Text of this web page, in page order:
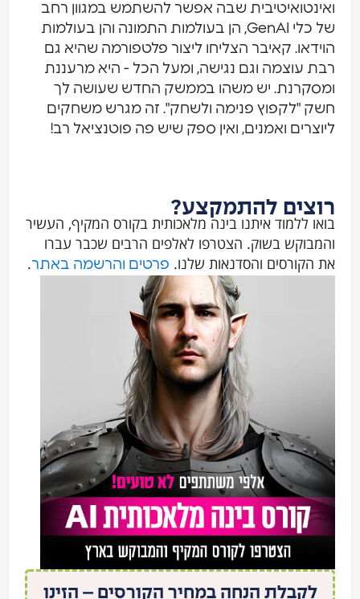
שבה אפשר להשתמש במגוון רחב
של כלי GenAI, הן בעולמות התמונה והן בעולמות
קאיבר הצליחו ליצור פלטפורמה שהיא גם
עוצמה וגם נגישה, ומעל הכל - היא מרעננת
יש משהו בממשק החדש שעושה לך
"לקפוץ פנימה ולשחק". זה מגרש משחקים
ואמנים, ואין ספק שיש פה פוטנציאל רב!
להתמקצע?
ללמוד איתנו בינה מלאכותית בקורס המקיף, העשיר
בשוק. הצטרפו לאלפים הרבים שכבר עברו
הקורסים והסדנאות שלנו.פרטים והרשמה באתר.
לקבלת הנחה במחיר הקורסים – הזינו